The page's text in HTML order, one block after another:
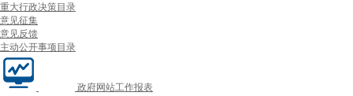
重大行政决策目录
意见征集
意见反馈
主动公开事项目录
政府网站工作报表